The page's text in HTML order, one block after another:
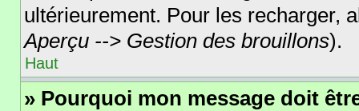
ultérieurement. Pour les recharger,
Aperçu --> Gestion des brouillons).
Haut
» Pourquoi mon message doit